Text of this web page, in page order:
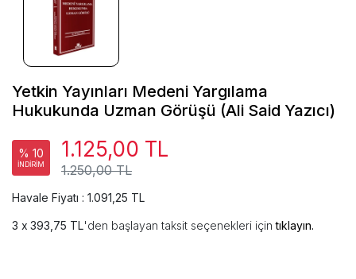
Yetkin Yayınları Medeni Yargılama
Hukukunda Uzman Görüşü (Ali Said Yazıcı)
% 10
İNDİRİM 1.250,00 TL
1.125,00 TL
Havale Fiyatı : 1.091,25 TL
393,75 TL'den başlayan taksit seçenekleri içintıklayın.